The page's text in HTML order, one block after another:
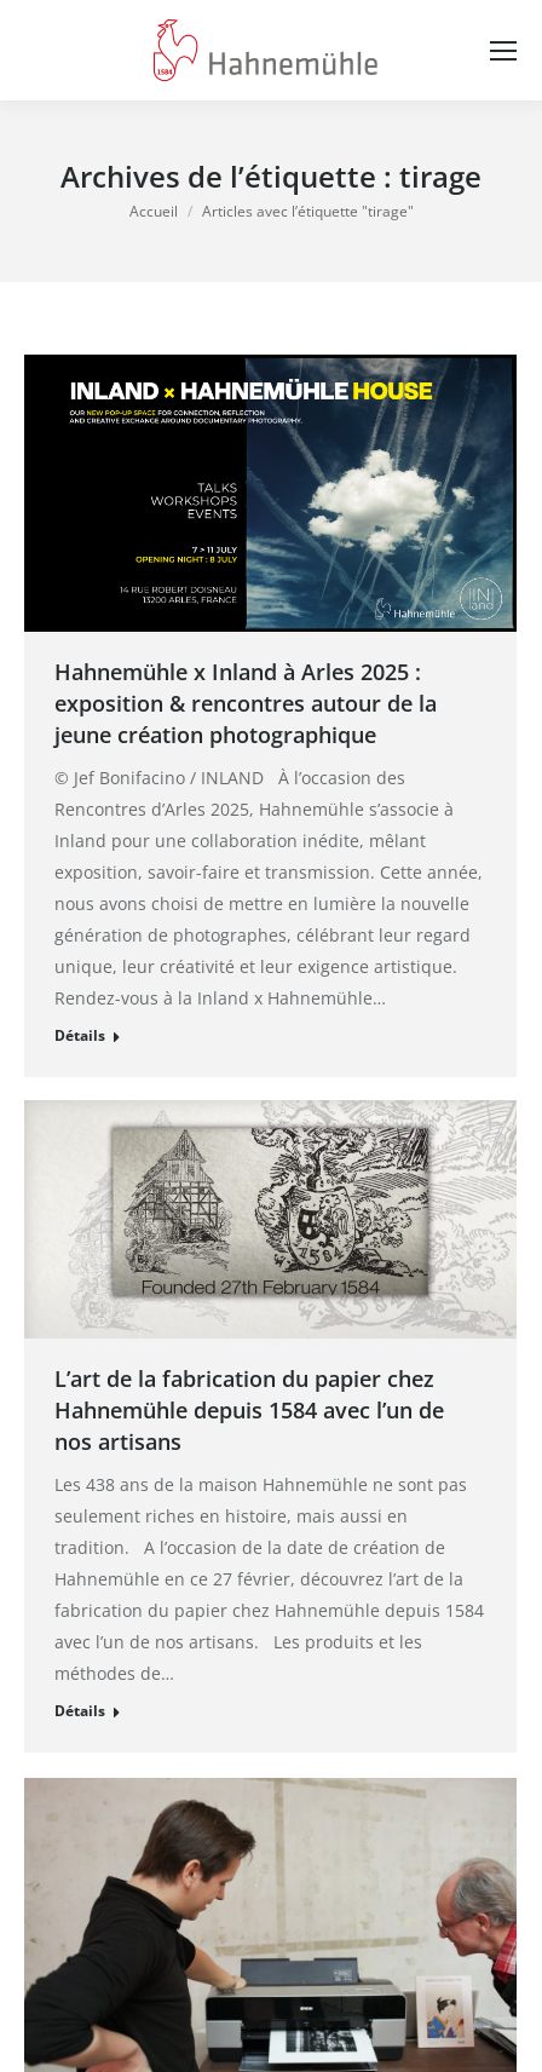
Archives de l’étiquette : tirage
Vous êtes ici :
Accueil Articles avec l’étiquette "tirage"
Hahnemühle x Inland à Arles 2025 :
exposition & rencontres autour de la
jeune création photographique
© Jef Bonifacino / INLAND À l’occasion des
Rencontres d’Arles 2025, Hahnemühle s’associe à
Inland pour une collaboration inédite, mêlant
exposition, savoir-faire et transmission. Cette année,
nous avons choisi de mettre en lumière la nouvelle
génération de photographes, célébrant leur regard
unique, leur créativité et leur exigence artistique.
Rendez-vous à la Inland x Hahnemühle…
Détails
L’art de la fabrication du papier chez
Hahnemühle depuis 1584 avec l’un de
nos artisans
Les 438 ans de la maison Hahnemühle ne sont pas
seulement riches en histoire, mais aussi en
tradition. A l’occasion de la date de création de
Hahnemühle en ce 27 février, découvrez l’art de la
fabrication du papier chez Hahnemühle depuis 1584
avec l’un de nos artisans. Les produits et les
méthodes de…
Détails